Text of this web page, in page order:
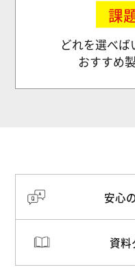
課
どれを選べ
おすすめ
安心
資料